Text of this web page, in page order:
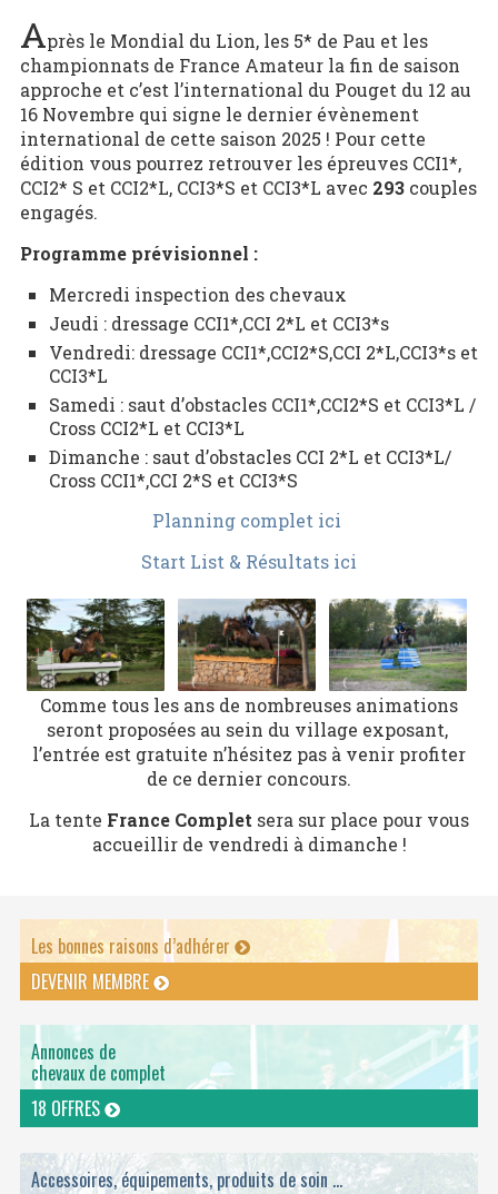
Après le Mondial du Lion, les 5* de Pau et les
championnats de France Amateur la fin de saison
approche et c’est l’international du Pouget du 12 au
16 Novembre qui signe le dernier évènement
international de cette saison 2025 ! Pour cette
édition vous pourrez retrouver les épreuves CCI1*,
CCI2* S et CCI2*L, CCI3*S et CCI3*L avec 293couples
engagés.
Programme prévisionnel :
Mercredi inspection des chevaux
Jeudi : dressage CCI1*,CCI 2*L et CCI3*s
Vendredi: dressage CCI1*,CCI2*S,CCI 2*L,CCI3*s et
CCI3*L
Samedi : saut d’obstacles CCI1*,CCI2*S et CCI3*L /
Cross CCI2*L et CCI3*L
Dimanche : saut d’obstacles CCI 2*L et CCI3*L/
Cross CCI1*,CCI 2*S et CCI3*S
Planning complet ici
Start List & Résultats ici
Comme tous les ans de nombreuses animations
seront proposées au sein du village exposant,
l’entrée est gratuite n’hésitez pas à venir profiter
de ce dernier concours.
La tente France Complet sera sur place pour vous
accueillir de vendredi à dimanche !
Les bonnes raisons d’adhérer
DEVENIR MEMBRE
Annonces de
chevaux de complet
18 OFFRES
Accessoires, équipements, produits de soin ...